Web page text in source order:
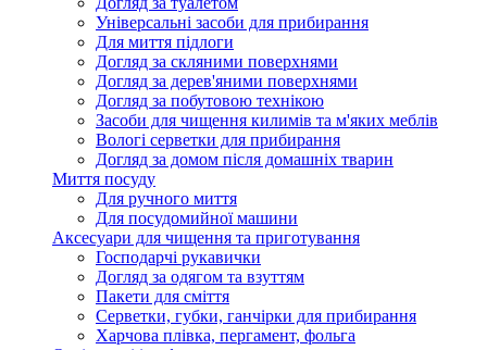
Універсальні засоби для прибирання
Для миття підлоги
Догляд за скляними поверхнями
Догляд за дерев'яними поверхнями
Догляд за побутовою технікою
Засоби для чищення килимів та м'яких меблів
Вологі серветки для прибирання
Догляд за домом після домашніх тварин
Миття посуду
Для ручного миття
Для посудомийної машини
Аксесуари для чищення та приготування
Господарчі рукавички
Догляд за одягом та взуттям
Пакети для сміття
Серветки, губки, ганчірки для прибирання
Харчова плівка, пергамент, фольга